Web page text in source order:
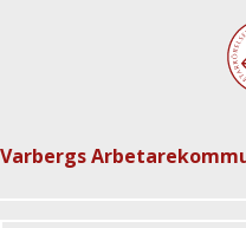
Varbergs